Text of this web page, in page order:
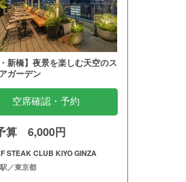
・新橋】夜景を楽しむ天空のス
ガーデン
空席確認・予約
算 6,000円
STEAK CLUB KIYO GINZA
／東京都